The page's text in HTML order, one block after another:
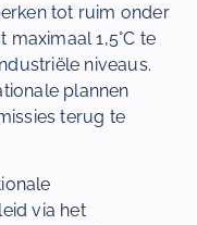
tot ruim onder
maximaal 1,5°C te
niveaus.
plannen
terug te
via het